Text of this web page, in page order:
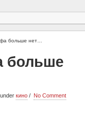
больше нет…
больше
underкино No Comment